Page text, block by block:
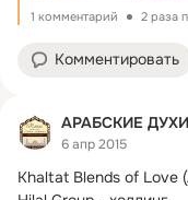
1 комментарий 2 раза
Комментировать
6 апр 2015
Khaltat Blends of Love